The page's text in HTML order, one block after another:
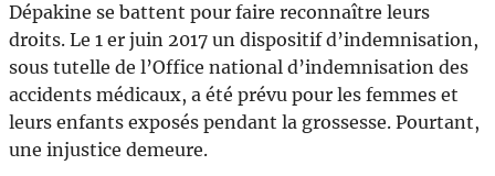
Dépakine se battent pour faire reconnaître leurs
droits. Le 1 er juin 2017 un dispositif d’indemnisation,
sous tutelle de l’Office national d’indemnisation des
accidents médicaux, a été prévu pour les femmes et
leurs enfants exposés pendant la grossesse. Pourtant,
une injustice demeure.